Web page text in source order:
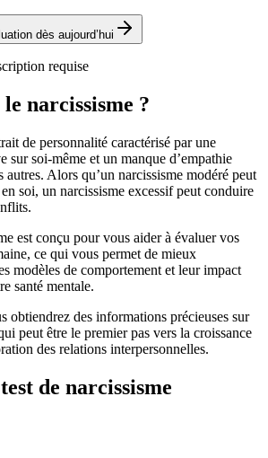
dès aujourd’hui
requise
le narcissisme ?
de personnalité caractérisé par une
sur soi-même et un manque d’empathie
autres. Alors qu’un narcissisme modéré peut
soi, un narcissisme excessif peut conduire
est conçu pour vous aider à évaluer vos
ce qui vous permet de mieux
modèles de comportement et leur impact
santé mentale.
obtiendrez des informations précieuses sur
peut être le premier pas vers la croissance
des relations interpersonnelles.
de narcissisme